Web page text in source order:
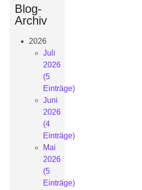
Blog-
Archiv
2026
Juli
2026
(5
Einträge)
Juni
2026
(4
Einträge)
Mai
2026
(5
Einträge)